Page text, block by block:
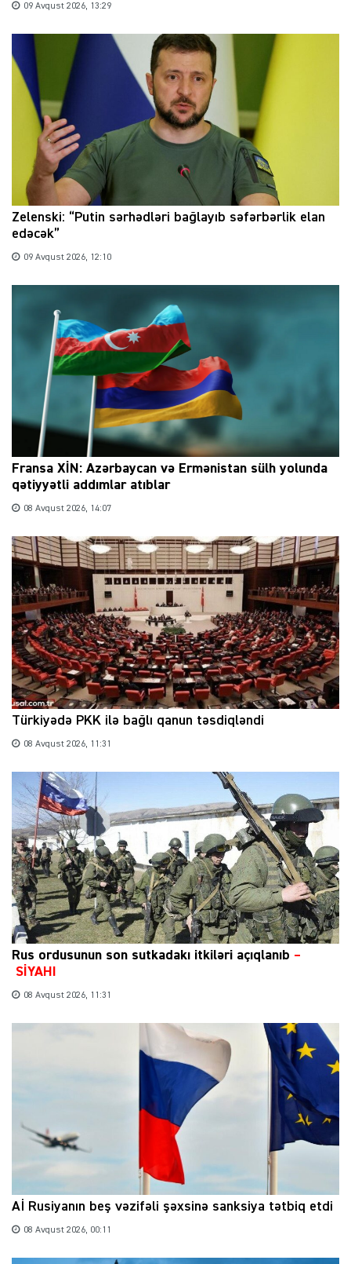
09 Avqust 2026, 13:29
Zelenski: “Putin sərhədləri bağlayıb səfərbərlik elan
edəcək”
09 Avqust 2026, 12:10
Fransa XİN: Azərbaycan və Ermənistan sülh yolunda
qətiyyətli addımlar atıblar
08 Avqust 2026, 14:07
Türkiyədə PKK ilə bağlı qanun təsdiqləndi
08 Avqust 2026, 11:31
Rus ordusunun son sutkadakı itkiləri açıqlanıb –
SİYAHI
08 Avqust 2026, 11:31
Aİ Rusiyanın beş vəzifəli şəxsinə sanksiya tətbiq etdi
08 Avqust 2026, 00:11